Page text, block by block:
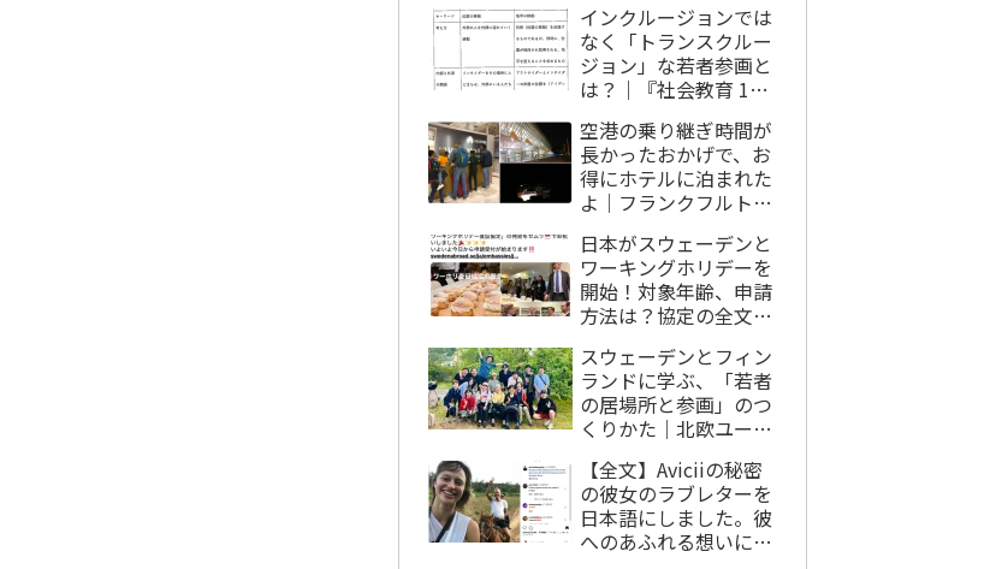
インクルージョンでは
なく「トランスクルー
ジョン」な若者参画と
は？｜『社会教育 10
た。
空港の乗り継ぎ時間が
長かったおかげで、お
得にホテルに泊まれた
よ｜フランクフルト➡︎
アベバ空港
日本がスウェーデンと
ワーキングホリデーを
開始！対象年齢、申請
方法は？協定の全文を
スウェーデンとフィン
ランドに学ぶ、「若者
の居場所と参画」のつ
くりかた｜北欧ユース
って
【全文】Aviciiの秘密
の彼女のラブレターを
日本語にしました。彼
へのあふれる想いに世